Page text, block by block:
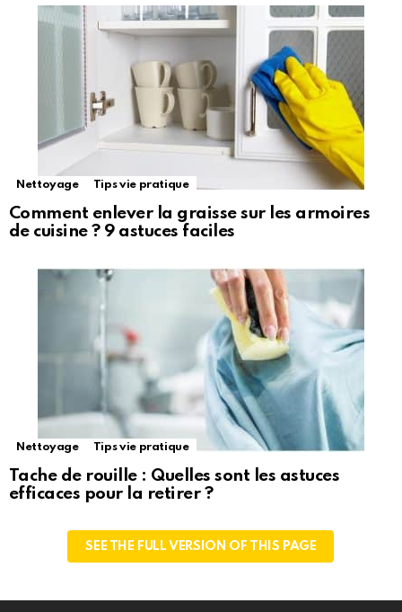
Nettoyage Tips vie pratique
Comment enlever la graisse sur les armoires
de cuisine ? 9 astuces faciles
Nettoyage Tips vie pratique
Tache de rouille : Quelles sont les astuces
efficaces pour la retirer ?
SEE THE FULL VERSION OF THIS PAGE